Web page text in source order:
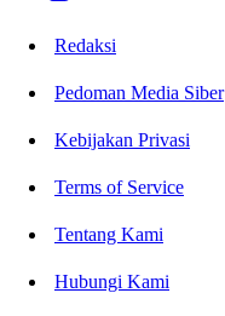
Redaksi
Pedoman Media Siber
Kebijakan Privasi
Terms of Service
Tentang Kami
Hubungi Kami